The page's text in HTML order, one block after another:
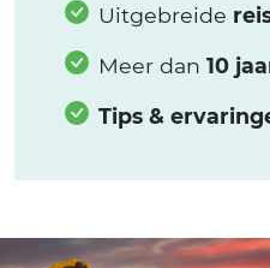
Uitgebreide
Meer dan 10
Tips &